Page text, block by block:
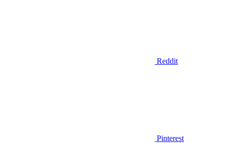
Reddit
Pinterest